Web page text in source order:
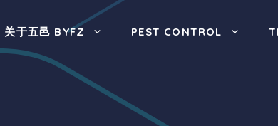
关于五邑 BYFZ PEST CONTROL